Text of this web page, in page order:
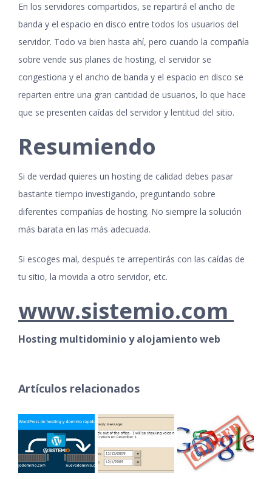
En los servidores compartidos, se repartirá el ancho de
banda y el espacio en disco entre todos los usuarios del
servidor. Todo va bien hasta ahí, pero cuando la compañía
sobre vende sus planes de hosting, el servidor se
congestiona y el ancho de banda y el espacio en disco se
reparten entre una gran cantidad de usuarios, lo que hace
que se presenten caídas del servidor y lentitud del sitio.
Resumiendo
Si de verdad quieres un hosting de calidad debes pasar
bastante tiempo investigando, preguntando sobre
diferentes compañías de hosting. No siempre la solución
más barata en las más adecuada.
Si escoges mal, después te arrepentirás con las caídas de
tu sitio, la movida a otro servidor, etc.
www.sistemio.com
Hosting multidominio y alojamiento web
Artículos relacionados